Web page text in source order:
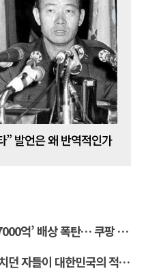
” 발언은 왜 반역적인가
과징금 6000억 이어 ‘3조 7000억’ 배상 폭탄… 쿠팡 때리기에 한미 통상 ‘초비상’
[김태산 칼럼] 민주화를 외치던 자들이 대한민국의 적이고 간첩이었다